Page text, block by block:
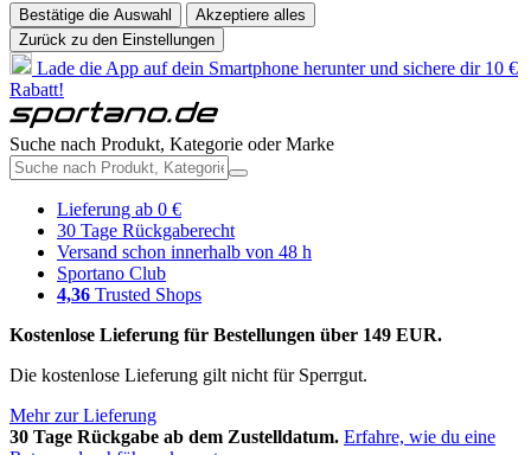
Bestätige die Auswahl
Akzeptiere alles
Zurück zu den Einstellungen
Lade die App auf dein Smartphone herunter und sichere dir 10 €
Rabatt!
Suche nach Produkt, Kategorie oder Marke
Lieferung ab 0 €
30 Tage Rückgaberecht
Versand schon innerhalb von 48 h
Sportano Club
4,36 Trusted Shops
Kostenlose Lieferung für Bestellungen über 149 EUR.
Die kostenlose Lieferung gilt nicht für Sperrgut.
Mehr zur Lieferung
30 Tage Rückgabe ab dem Zustelldatum. Erfahre, wie du eine